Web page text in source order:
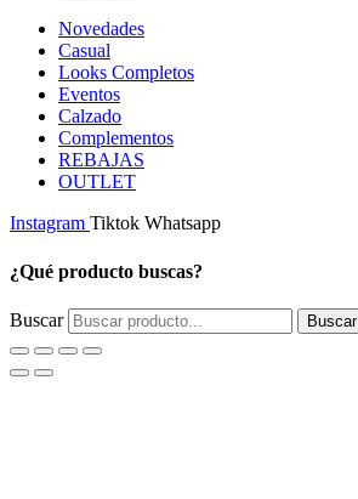
Novedades
Casual
Looks Completos
Eventos
Calzado
Complementos
REBAJAS
OUTLET
Instagram Tiktok Whatsapp
¿Qué producto buscas?
Buscar Buscar